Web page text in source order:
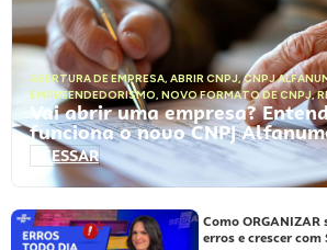
ABERTURA DE EMPRESA, ABRIR CNPJ,CNPJ
EMPREENDEDORISMO, NOVO FORMATO DE CNPJ,
Vai abrir uma empresa?
funciona o novo CNPJ
ACESSAR
Como ORGANIZAR
erros e crescer com